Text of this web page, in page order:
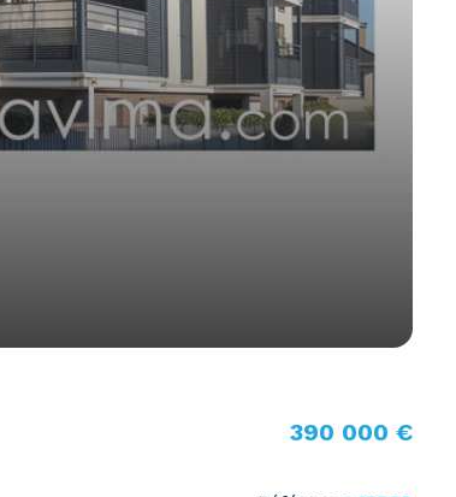
390 000 €